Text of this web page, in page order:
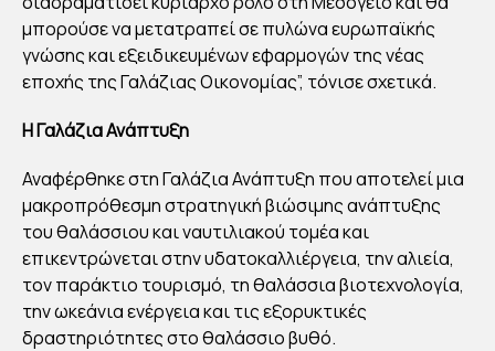
ΥΔΑ
ΤΟ
ΚΑ
ΕΙΑ
Σ
By
Στέλλα
Αυγου
μπορούσε να μετατραπεί σε πυλώνα ευρωπαϊκής
γνώσης και εξειδικευμένων εφαρμογών της νέας
εποχής της Γαλάζιας Οικονομίας”, τόνισε σχετικά.
H Γαλάζια Ανάπτυξη
Αναφέρθηκε στη Γαλάζια Ανάπτυξη που αποτελεί μια
μακροπρόθεσμη στρατηγική βιώσιμης ανάπτυξης
του θαλάσσιου και ναυτιλιακού τομέα και
επικεντρώνεται στην υδατοκαλλιέργεια, την αλιεία,
τον παράκτιο τουρισμό, τη θαλάσσια βιοτεχνολογία,
την ωκεάνια ενέργεια και τις εξορυκτικές
δραστηριότητες στο θαλάσσιο βυθό.